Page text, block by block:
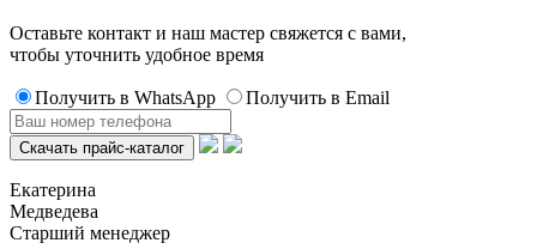
Оставьте контакт и наш мастер свяжется с вами,
чтобы уточнить удобное время
Получить в WhatsApp Получить в Email
Екатерина
Медведева
Старший менеджер